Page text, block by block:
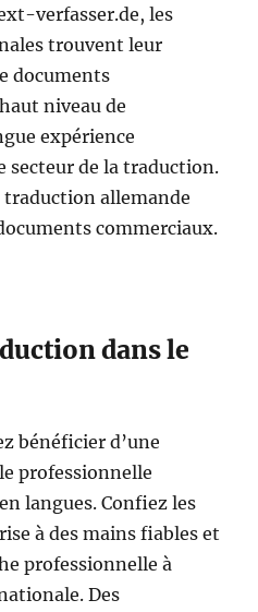
verfasser.de, les
trouvent leur
documents
niveau de
expérience
secteur de la traduction.
traduction allemande
commerciaux.
dans le
bénéficier d’une
professionnelle
langues. Confiez les
à des mains fiables et
professionnelle à
Des